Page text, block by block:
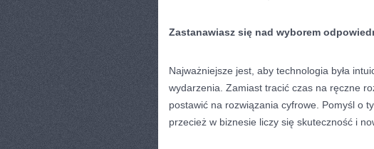
Zastanawiasz się nad wyborem
Najważniejsze jest, aby technologia była
wydarzenia. Zamiast tracić czas na ręczne
postawić na rozwiązania cyfrowe. Pomyśl o
przecież w biznesie liczy się skuteczność i